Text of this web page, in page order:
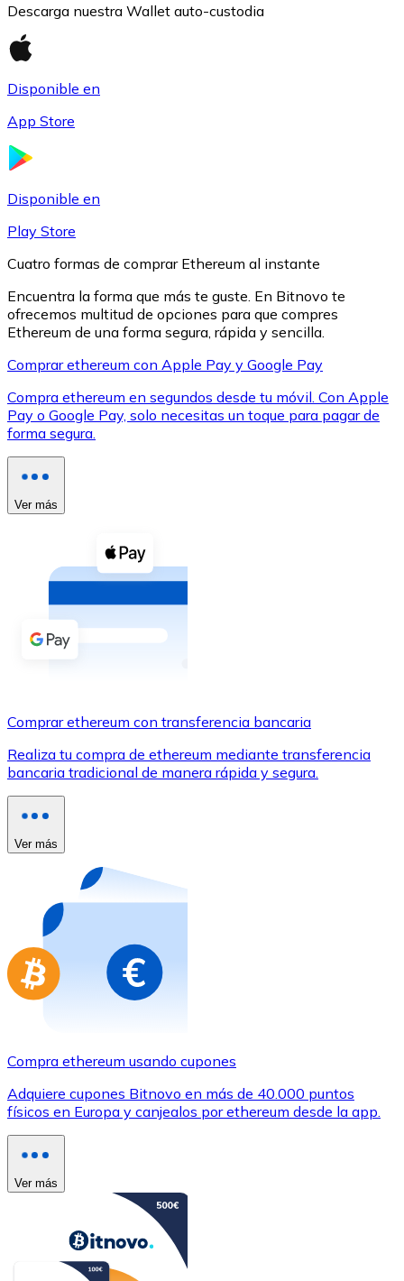
Litecoin
LTC
Ver todo
Compra criptomonedas con efectivo en tu tienda más
Comprar con efectivo
Transferencia SEPA
Añade fondos a tu cuenta Bitnovo o realiza compras
Comprar con Transferencia
Utiliza tarjetas Visa y Mastercard para comprar
Comprar con tarjeta
Tienda - Tarjetas regalo
Nuevo
Compra tarjetas regalo de tus marcas favoritas con
Ir a la tienda de tarjetas regalo
Descarga nuestra Wallet auto-custodia
Disponible en
App Store
Disponible en
Play Store
Cuatro formas de comprar Ethereum al instante
Encuentra la forma que más te guste. En Bitnovo te
ofrecemos multitud de opciones para que compres
Ethereum de una forma segura, rápida y sencilla.
Comprar ethereum con Apple Pay y Google Pay
Compra ethereum en segundos desde tu móvil. Con Apple
Pay o Google Pay, solo necesitas un toque para pagar de
forma segura.
Ver más
Comprar ethereum con transferencia bancaria
Realiza tu compra de ethereum mediante transferencia
bancaria tradicional de manera rápida y segura.
Ver más
Compra ethereum usando cupones
Adquiere cupones Bitnovo en más de 40.000 puntos
físicos en Europa y canjealos por ethereum desde la app.
Ver más